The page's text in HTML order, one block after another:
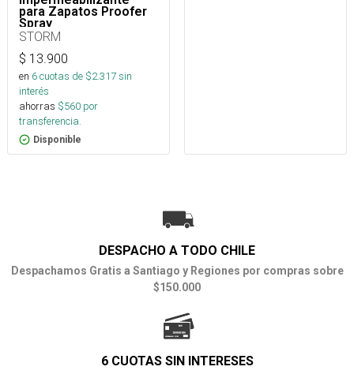
para Zapatos Proofer
Spray
STORM
$ 13.900
en 6cuotas de $2.317sin
interés
ahorras $560 por
transferencia.
Disponible
DESPACHO A TODO CHILE
Despachamos Gratis a Santiago y Regiones por compras sobre
$150.000
6 CUOTAS SIN INTERESES